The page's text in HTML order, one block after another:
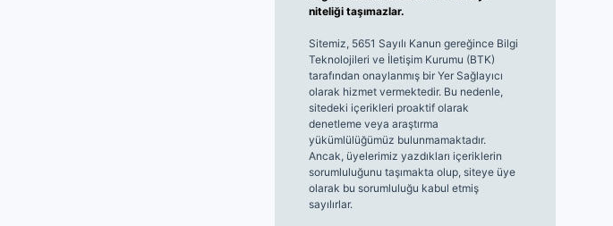
niteliği taşımazlar.
Sitemiz, 5651 Sayılı Kanun gereğince Bilgi
Teknolojileri ve İletişim Kurumu (BTK)
tarafından onaylanmış bir Yer Sağlayıcı
olarak hizmet vermektedir. Bu nedenle,
sitedeki içerikleri proaktif olarak
denetleme veya araştırma
yükümlülüğümüz bulunmamaktadır.
Ancak, üyelerimiz yazdıkları içeriklerin
sorumluluğunu taşımakta olup, siteye üye
olarak bu sorumluluğu kabul etmiş
sayılırlar.